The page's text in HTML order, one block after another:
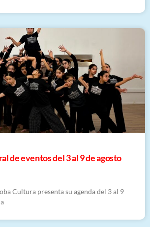
de eventos del 3 al 9 de agosto
Cultura presenta su agenda del 3 al 9